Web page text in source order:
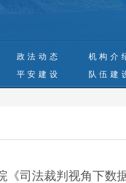
政法动态 机构介
平安建设 队伍建
《司法裁判视角下数